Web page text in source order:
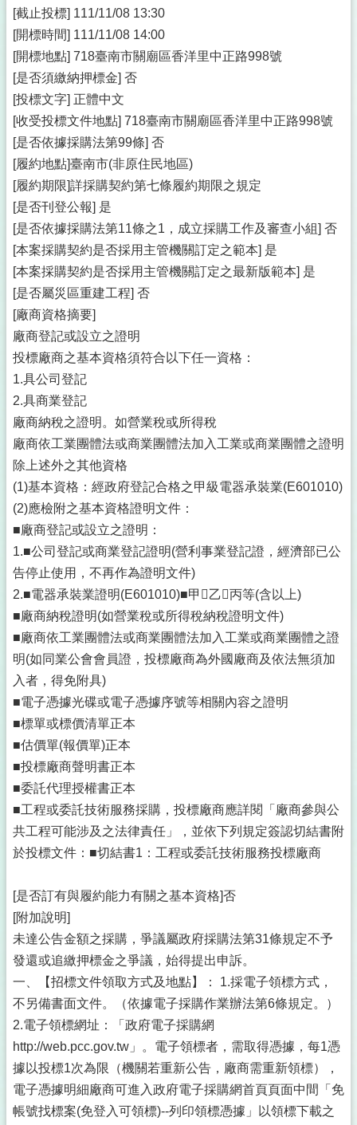
[截止投標] 111/11/08 13:30
[開標時間] 111/11/08 14:00
[開標地點] 718臺南市關廟區香洋里中正路998號
[是否須繳納押標金] 否
[投標文字] 正體中文
[收受投標文件地點] 718臺南市關廟區香洋里中正路998號
[是否依據採購法第99條] 否
[履約地點]臺南市(非原住民地區)
[履約期限]詳採購契約第七條履約期限之規定
[是否刊登公報] 是
[是否依據採購法第11條之1，成立採購工作及審查小組] 否
[本案採購契約是否採用主管機關訂定之範本] 是
[本案採購契約是否採用主管機關訂定之最新版範本] 是
[是否屬災區重建工程] 否
[廠商資格摘要]
廠商登記或設立之證明
投標廠商之基本資格須符合以下任一資格：
1.具公司登記
2.具商業登記
廠商納稅之證明。如營業稅或所得稅
廠商依工業團體法或商業團體法加入工業或商業團體之證明
除上述外之其他資格
(1)基本資格：經政府登記合格之甲級電器承裝業(E601010)
(2)應檢附之基本資格證明文件：
■廠商登記或設立之證明：
1.■公司登記或商業登記證明(營利事業登記證，經濟部已公
告停止使用，不再作為證明文件)
2.■電器承裝業證明(E601010)■甲乙丙等(含以上)
■廠商納稅證明(如營業稅或所得稅納稅證明文件)
■廠商依工業團體法或商業團體法加入工業或商業團體之證
明(如同業公會會員證，投標廠商為外國廠商及依法無須加
入者，得免附具)
■電子憑據光碟或電子憑據序號等相關內容之證明
■標單或標價清單正本
■估價單(報價單)正本
■投標廠商聲明書正本
■委託代理授權書正本
■工程或委託技術服務採購，投標廠商應詳閱「廠商參與公
共工程可能涉及之法律責任」，並依下列規定簽認切結書附
於投標文件：■切結書1：工程或委託技術服務投標廠商
[是否訂有與履約能力有關之基本資格]否
[附加說明]
未達公告金額之採購，爭議屬政府採購法第31條規定不予
發還或追繳押標金之爭議，始得提出申訴。
一、【招標文件領取方式及地點】： 1.採電子領標方式，
不另備書面文件。（依據電子採購作業辦法第6條規定。）
2.電子領標網址：「政府電子採購網
http://web.pcc.gov.tw」。電子領標者，需取得憑據，每1憑
據以投標1次為限（機關若重新公告，廠商需重新領標），
電子憑據明細廠商可進入政府電子採購網首頁頁面中間「免
帳號找標案(免登入可領標)--列印領標憑據」以領標下載之